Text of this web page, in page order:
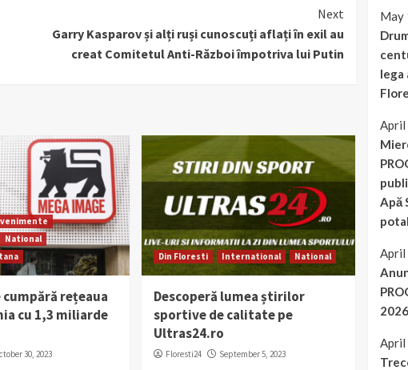
Next
Garry Kasparov și alți ruși cunoscuți aflați în exil au
creat Comitetul Anti-Război împotriva lui Putin
National
cumpără rețeaua
cu 1,3 miliarde
30, 2023
Din Floresti International National
Descoperă lumea știrilor
sportive de calitate pe
Ultras24.ro
Floresti24 September 5, 2023
May
lega
April
Apă
April
April